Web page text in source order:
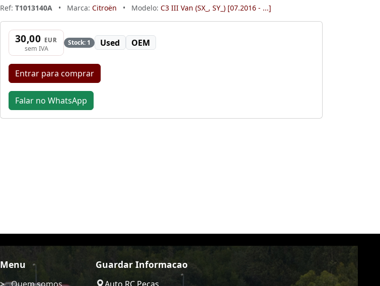
Ref: T1013140A • Marca: Citroën • Modelo: C3 III Van (SX_, SY_) [07.2016 - ...]
30,00 EUR
sem IVA
Stock: 1 Used OEM
Entrar para comprar
Falar no WhatsApp
Menu Guardar Informacao